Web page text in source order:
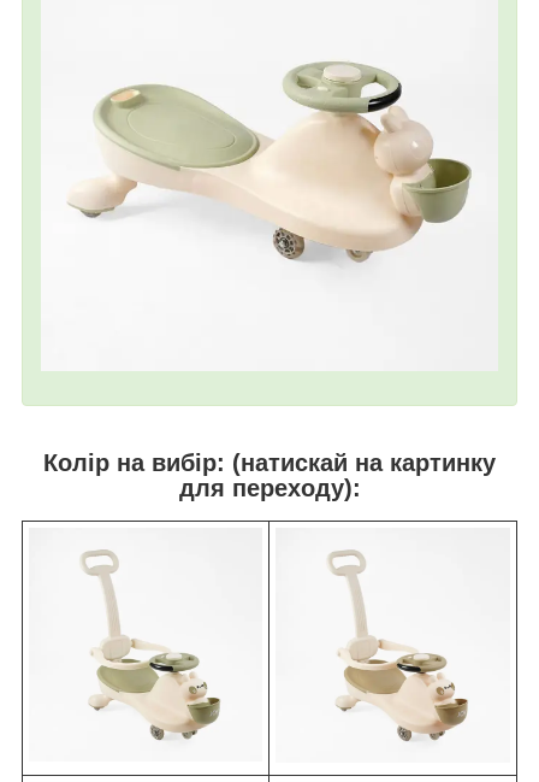
Колір на вибір: (натискай на картинку
для переходу):